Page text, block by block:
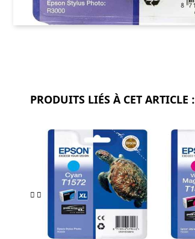
PRODUITS LIÉS À CET ARTICLE :